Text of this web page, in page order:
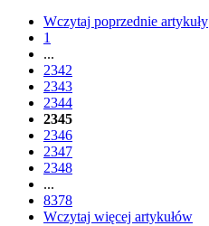
Wczytaj poprzednie artykuły
1
...
2342
2343
2344
2345
2346
2347
2348
...
8378
Wczytaj więcej artykułów